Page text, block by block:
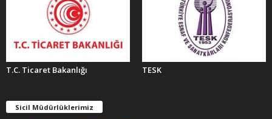
T.C. Ticaret Bakanlığı TESK
Sicil Müdürlüklerimiz